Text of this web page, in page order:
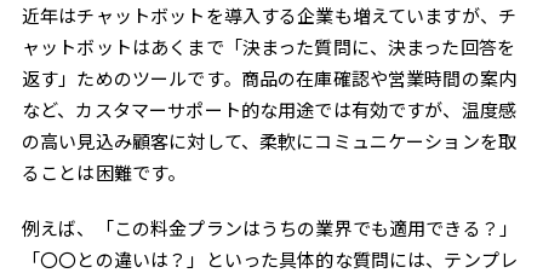
近年はチャットボットを導入する企業も増えていますが、チ
ャットボットはあくまで「決まった質問に、決まった回答を
返す」ためのツールです。商品の在庫確認や営業時間の案内
など、カスタマーサポート的な用途では有効ですが、温度感
の高い見込み顧客に対して、柔軟にコミュニケーションを取
ることは困難です。
例えば、「この料金プランはうちの業界でも適用できる？」
「〇〇との違いは？」といった具体的な質問には、テンプレ